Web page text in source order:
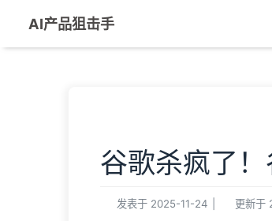
AI产品狙击手
谷歌杀疯了
发表于 2025-11-24 更新于